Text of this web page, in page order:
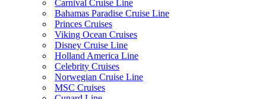
Carnival Cruise Line
Bahamas Paradise Cruise Line
Princes Cruises
Viking Ocean Cruises
Disney Cruise Line
Holland America Line
Celebrity Cruises
Norwegian Cruise Line
MSC Cruises